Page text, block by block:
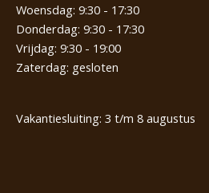
Woensdag: 9:30 - 17:30
Donderdag: 9:30 - 17:30
Vrijdag: 9:30 - 19:00
Zaterdag: gesloten
Vakantiesluiting: 3 t/m 8 augustus